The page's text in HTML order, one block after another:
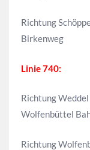
Richtung
Birkenweg
Linie 740:
Richtung
Wolfenbüttel
Richtung